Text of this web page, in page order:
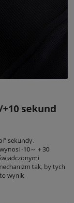
sekund
sekundy.
-10～＋30
tak, by tych
wynik